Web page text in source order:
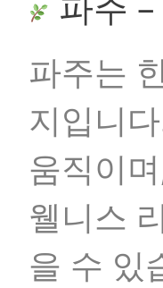
파주는
지입니
움직이
웰니스
을 수 있